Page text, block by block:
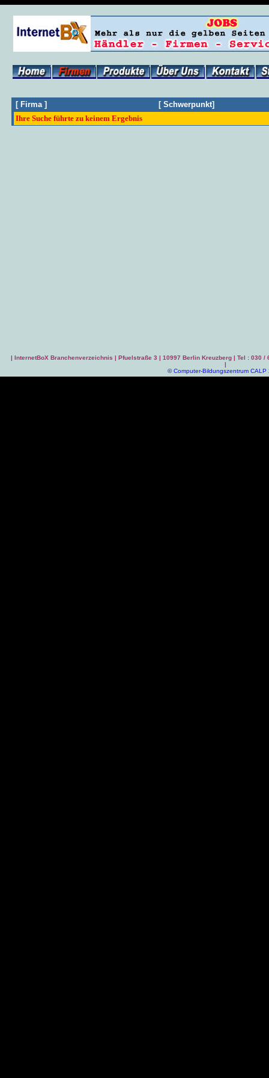
[ Firma ] [ Schwerpunkt]
Ihre Suche führte zu keinem Ergebnis
| InternetBoX Branchenverzeichnis | Pfuelstraße 3 | 10997 Berlin Kreuzberg | Tel : 030
|
©Computer-Bildungszentrum CALP